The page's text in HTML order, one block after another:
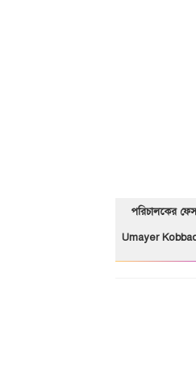
পরিচালকের
Umayer